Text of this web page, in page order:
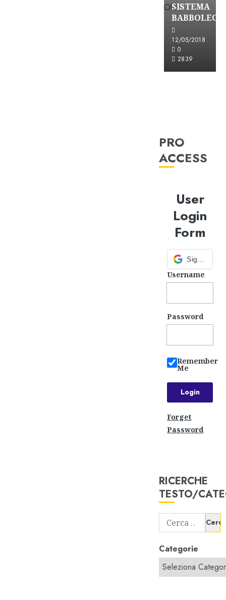
SISTEMA
BABBOLEO
12/05/2018
0
2839
PRO
ACCESS
User
Login
Form
Username
Password
Remember
Me
Forget
Password
RICERCHE
TESTO/
Ricerca
per:
Categorie